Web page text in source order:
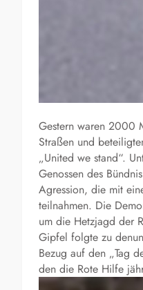
Gestern waren 2000
Straßen und
„United we stand“.
Genossen des
Agression, die mit
teilnahmen. Die
um die Hetzjagd der
Gipfel folgte zu
Bezug auf den „Tag
den die Rote Hilfe